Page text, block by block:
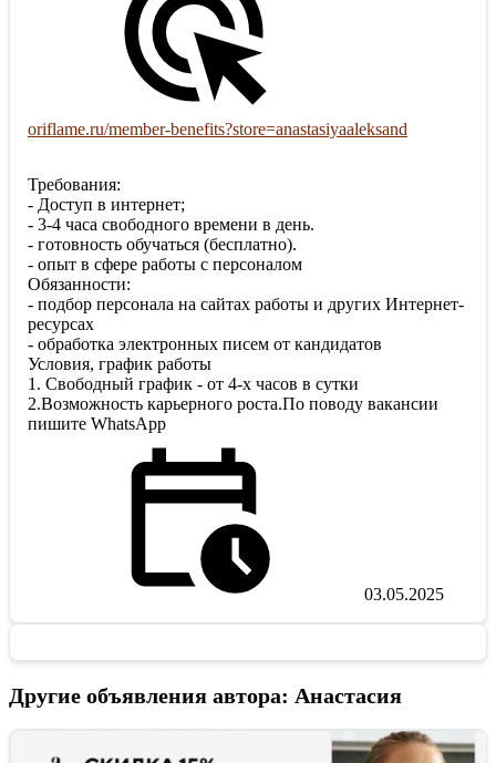
oriflame.ru/member-benefits?store=anastasiyaaleksand
Требования:
- Доступ в интернет;
- 3-4 часа свободного времени в день.
- готовность обучаться (бесплатно).
- опыт в сфере работы с персоналом
Обязанности:
- подбор персонала на сайтах работы и других Интернет-
ресурсах
- обработка электронных писем от кандидатов
Условия, график работы
1. Свободный график - от 4-х часов в сутки
2.Возможность карьерного роста.По поводу вакансии
пишите WhatsApр​​​​​​
03.05.2025
Другие объявления автора: Анастасия